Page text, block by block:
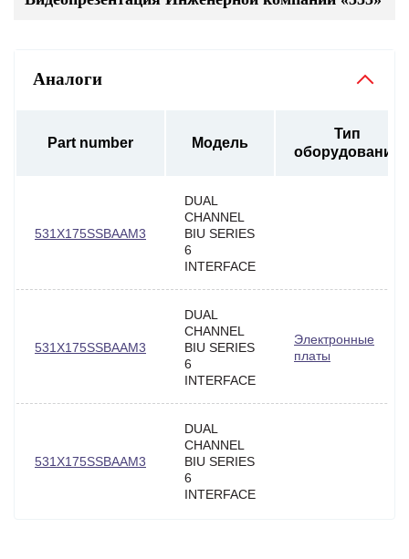
Аналоги
Part number Модель
Тип
оборудования
531X175SSBAAM3
DUAL
CHANNEL
BIU SERIES
6
INTERFACE
531X175SSBAAM3
DUAL
CHANNEL
BIU SERIES
6
INTERFACE
Электронные
платы
531X175SSBAAM3
DUAL
CHANNEL
BIU SERIES
6
INTERFACE